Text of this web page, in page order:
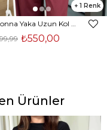
1
₺550,00
Ürünler